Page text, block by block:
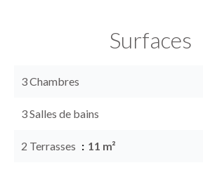
Surfaces
3 Chambres
3 Salles de bains
2 Terrasses 11 m²